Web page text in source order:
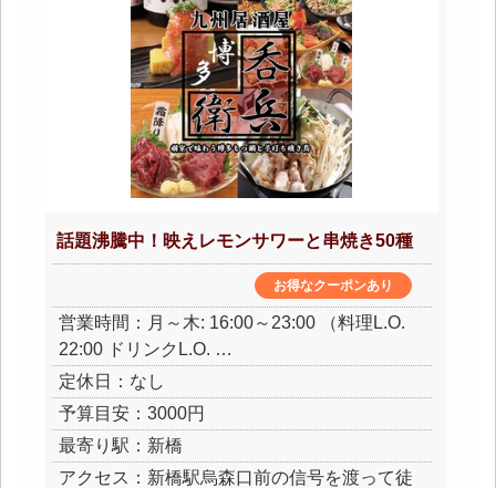
話題沸騰中！映えレモンサワーと串焼き50種
お得なクーポンあり
営業時間：月～木: 16:00～23:00 （料理L.O.
22:00 ドリンクL.O. …
定休日：なし
予算目安：3000円
最寄り駅：新橋
アクセス：新橋駅烏森口前の信号を渡って徒